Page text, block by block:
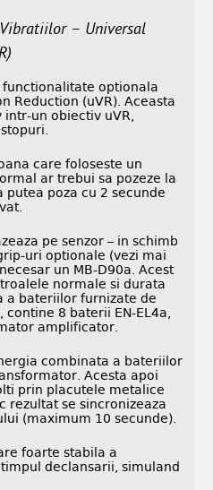
– Universal
functionalitate optionala
Reduction (uVR). Aceasta
un obiectiv uVR,
care foloseste un
ar trebui sa pozeze la
putea poza cu 2 secunde
pe senzor – in schimb
uri optionale (vezi mai
un MB-D90a. Acest
normale si durata
a bateriilor furnizate de
8 baterii EN-EL4a,
amplificator.
combinata a bateriilor
Acesta apoi
prin placutele metalice
rezultat se sincronizeaza
(maximum 10 secunde).
foarte stabila a
declansarii, simuland